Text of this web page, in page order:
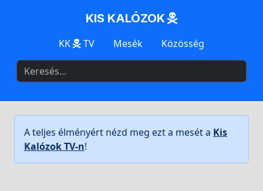
KIS KALÓZOK
KK TV Mesék Közösség
A teljes élményért nézd meg ezt a mesét a Kis
Kalózok TV-n!